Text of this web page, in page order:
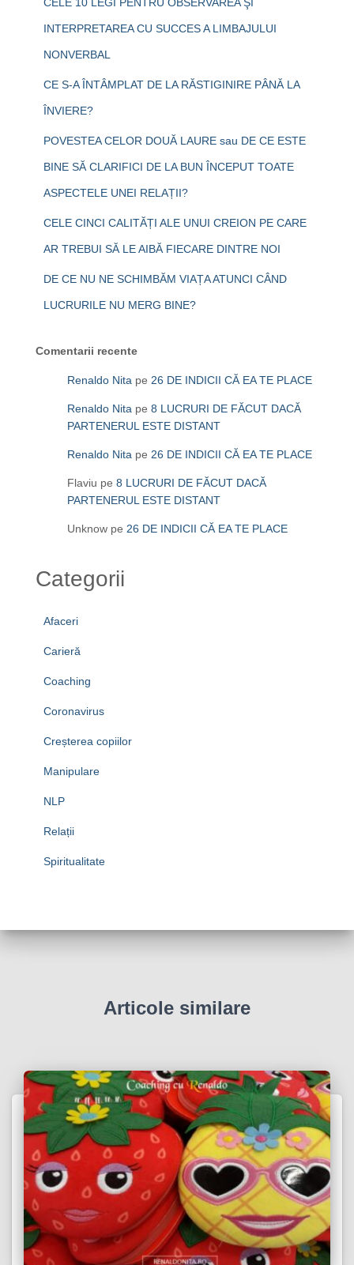
INTERPRETAREA CU SUCCES A LIMBAJULUI
NONVERBAL
CE S-A ÎNTÂMPLAT DE LA RĂSTIGINIRE PÂNĂ LA
ÎNVIERE?
POVESTEA CELOR DOUĂ LAURE sau DE CE ESTE
BINE SĂ CLARIFICI DE LA BUN ÎNCEPUT TOATE
ASPECTELE UNEI RELAȚII?
CELE CINCI CALITĂȚI ALE UNUI CREION PE CARE
AR TREBUI SĂ LE AIBĂ FIECARE DINTRE NOI
DE CE NU NE SCHIMBĂM VIAȚA ATUNCI CÂND
LUCRURILE NU MERG BINE?
Comentarii recente
Renaldo Nita pe 26 DE INDICII CĂ EA TE PLACE
Renaldo Nita pe 8 LUCRURI DE FĂCUT DACĂ
PARTENERUL ESTE DISTANT
Renaldo Nita pe 26 DE INDICII CĂ EA TE PLACE
Flaviu pe 8 LUCRURI DE FĂCUT DACĂ
PARTENERUL ESTE DISTANT
Unknow pe 26 DE INDICII CĂ EA TE PLACE
Categorii
Afaceri
Carieră
Coaching
Coronavirus
Creșterea copiilor
Manipulare
NLP
Relații
Spiritualitate
Articole similare